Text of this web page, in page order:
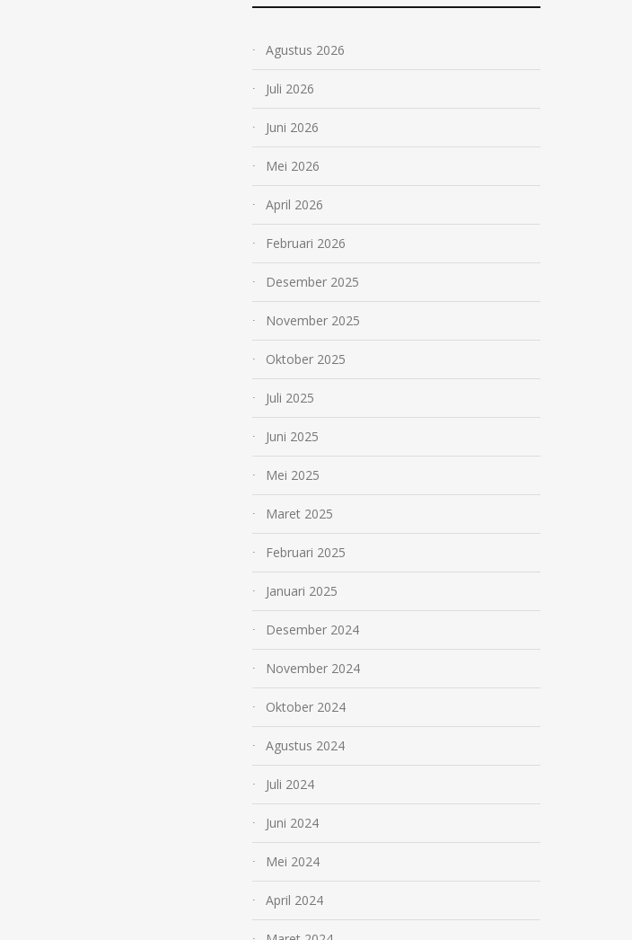
Agustus 2026
Juli 2026
Juni 2026
Mei 2026
April 2026
Februari 2026
Desember 2025
November 2025
Oktober 2025
Juli 2025
Juni 2025
Mei 2025
Maret 2025
Februari 2025
Januari 2025
Desember 2024
November 2024
Oktober 2024
Agustus 2024
Juli 2024
Juni 2024
Mei 2024
April 2024